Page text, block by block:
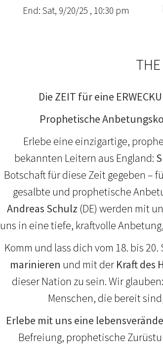
End: Sat, 9/20/25 , 10:30 pm
Die ZEIT für eine
Prophetische
Erlebe eine einzigartige,
bekannten Leitern aus England:
Botschaft für diese Zeit gegeben –
gesalbte und prophetische
Andreas Schulz (DE) werden mit
uns in eine tiefe, kraftvolle
Komm und lass dich vom 18. bis
marinieren und mit der Kraft des
dieser Nation zu sein. Wir glauben:
Menschen, die bereit
Erlebe mit uns eine
Befreiung, prophetische